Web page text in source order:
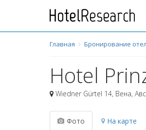
Главная Бронирование
Hotel
Wiedner Gürtel 14, Вена,
Фото На карте